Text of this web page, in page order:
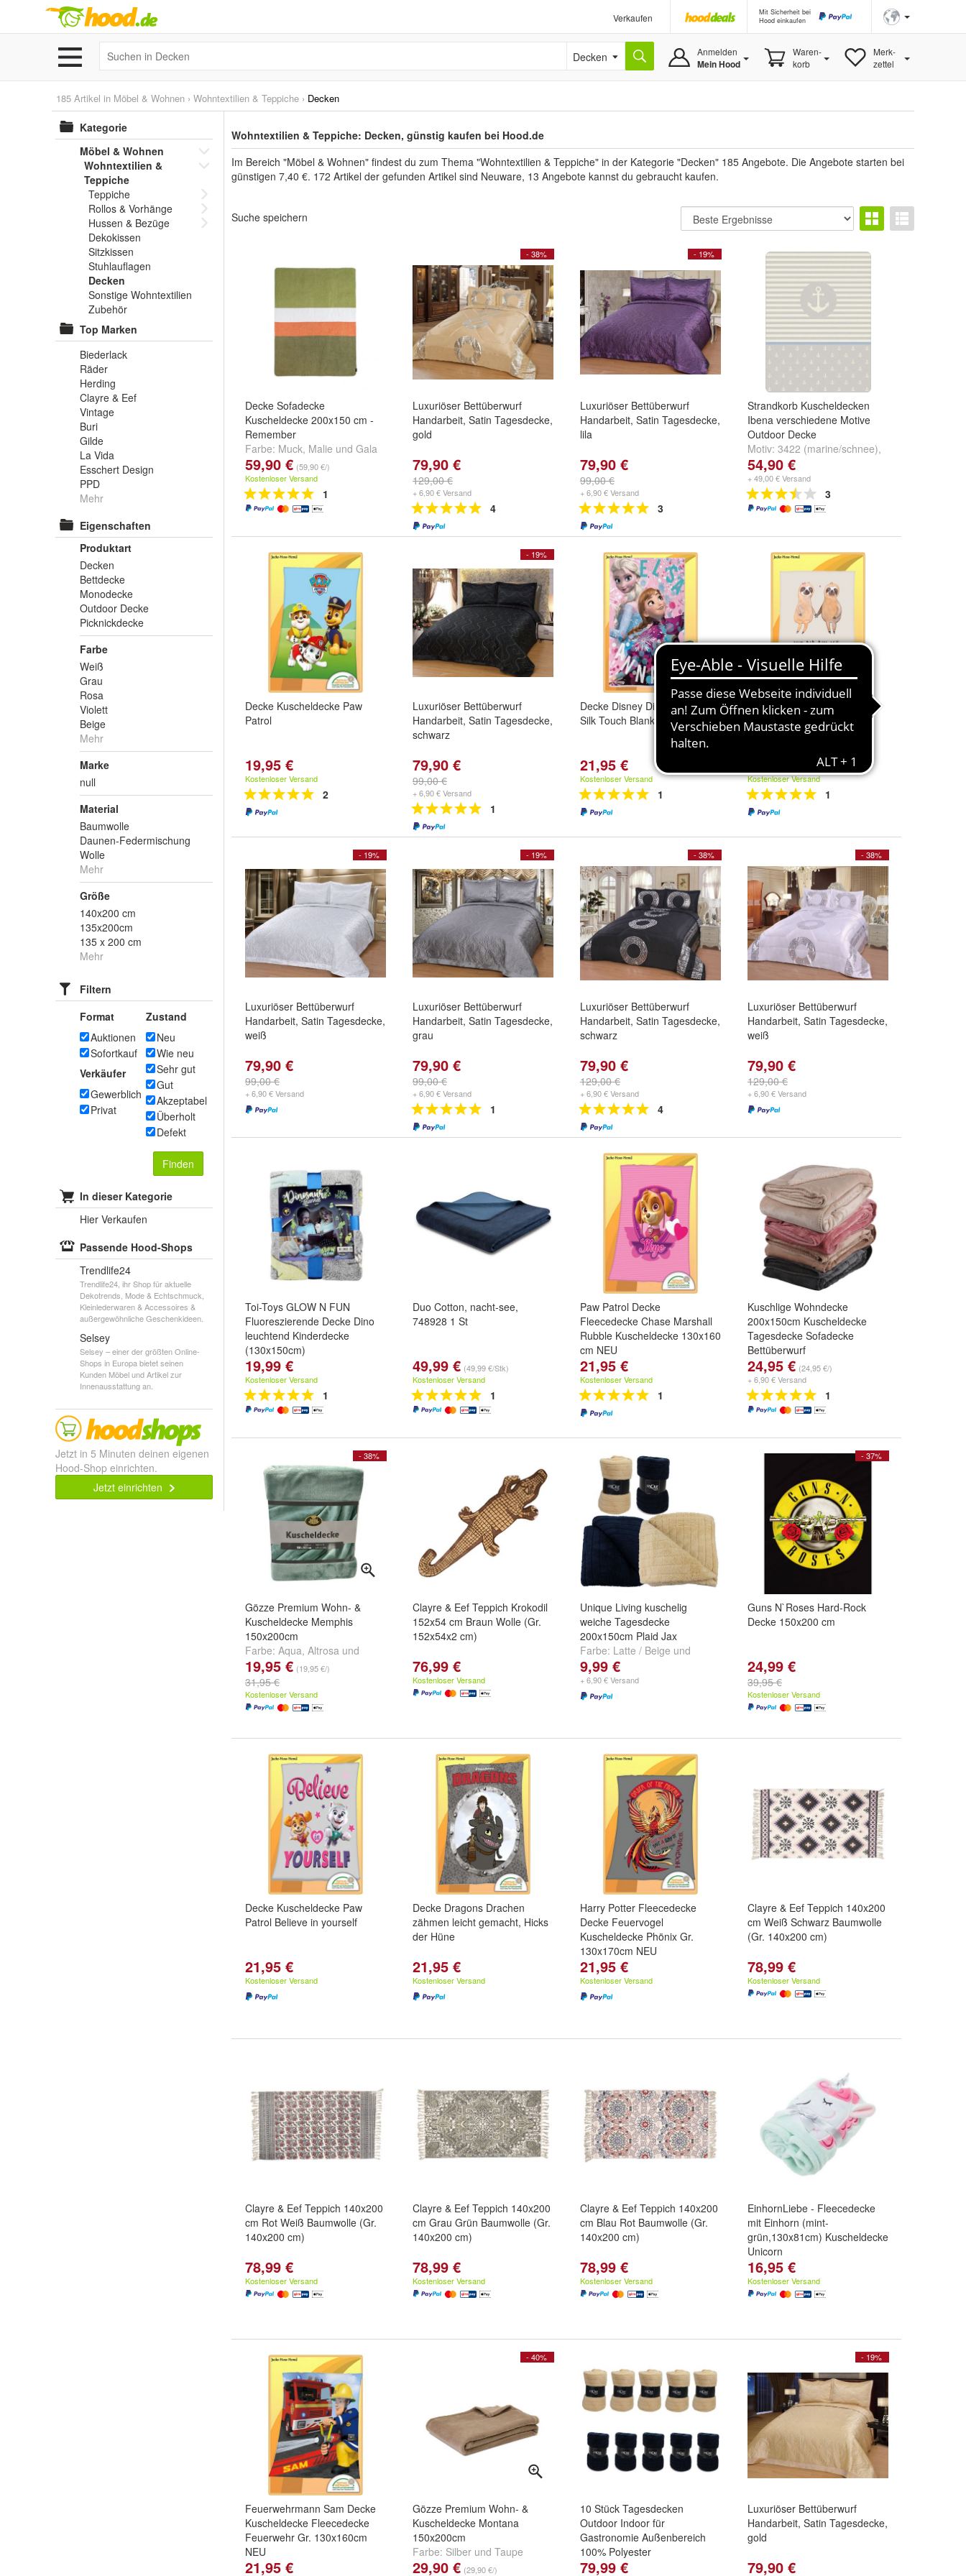
Verkaufen
Mit Sicherheit bei
Hood einkaufen
Decken Anmelden
Mein Hood
Waren-
korb
Merk-
zettel
185 Artikel in Möbel & Wohnen › Wohntextilien & Teppiche › Decken
Kategorie
Möbel & Wohnen
Wohntextilien &
Teppiche
Teppiche
Rollos & Vorhänge
Hussen & Bezüge
Dekokissen
Sitzkissen
Stuhlauflagen
Decken
Sonstige Wohntextilien
Zubehör
Top Marken
Biederlack
Räder
Herding
Clayre & Eef
Vintage
Buri
Gilde
La Vida
Esschert Design
PPD
Mehr
Eigenschaften
Produktart
Decken
Bettdecke
Monodecke
Outdoor Decke
Picknickdecke
Farbe
Weiß
Grau
Rosa
Violett
Beige
Mehr
Marke
null
Material
Baumwolle
Daunen-Federmischung
Wolle
Mehr
Größe
140x200 cm
135x200cm
135 x 200 cm
Mehr
Filtern
Format
Auktionen
Sofortkauf
Verkäufer
Gewerblich
Privat
Zustand
Neu
Wie neu
Sehr gut
Gut
Akzeptabel
Überholt
Defekt
Finden
In dieser Kategorie
Hier Verkaufen
Passende Hood-Shops
Trendlife24
Trendlife24, ihr Shop für aktuelle
Dekotrends, Mode & Echtschmuck,
Kleinlederwaren & Accessoires &
außergewöhnliche Geschenkideen.
Selsey
Selsey – einer der größten Online-
Shops in Europa bietet seinen
Kunden Möbel und Artikel zur
Innenausstattung an.
Jetzt in 5 Minuten deinen eigenen
Hood-Shop einrichten.
Jetzt einrichten
Wohntextilien & Teppiche: Decken, günstig kaufen bei Hood.de
Im Bereich "Möbel & Wohnen" findest du zum Thema "Wohntextilien & Teppiche" in der Kategorie "Decken" 185 Angebote. Die Angebote starten bei
günstigen 7,40 €. 172 Artikel der gefunden Artikel sind Neuware, 13 Angebote kannst du gebraucht kaufen.
Suche speichern
Decke Sofadecke
Kuscheldecke 200x150 cm -
Remember
Farbe: Muck, Malie und Gala
59,90 € (59,90 €/)
Kostenloser Versand
1
- 38%
Luxuriöser Bettüberwurf
Handarbeit, Satin Tagesdecke,
gold
79,90 €
129,00 €
+ 6,90 € Versand
4
- 19%
Luxuriöser Bettüberwurf
Handarbeit, Satin Tagesdecke,
lila
79,90 €
99,00 €
+ 6,90 € Versand
3
Strandkorb Kuscheldecken
Ibena verschiedene Motive
Outdoor Decke
Motiv: 3422 (marine/schnee),
3422 (asphalt/schnee)
(marine/schnee)
...
54,90 €
+ 49,00 € Versand
3
Decke Kuscheldecke Paw
Patrol
19,95 €
Kostenloser Versand
2
- 19%
Luxuriöser Bettüberwurf
Handarbeit, Satin Tagesdecke,
schwarz
79,90 €
99,00 €
+ 6,90 € Versand
1
Decke Disney Die Eiskönigin
Silk Touch Blanket
21,95 €
Kostenloser Versand
1
Mr. & Mrs. Panda Wellsoft
Decke Kuscheldecke
Fleecdecke Faultier Gr:
Kostenloser Versand
1
- 19%
Luxuriöser Bettüberwurf
Handarbeit, Satin Tagesdecke,
weiß
79,90 €
99,00 €
+ 6,90 € Versand
- 19%
Luxuriöser Bettüberwurf
Handarbeit, Satin Tagesdecke,
grau
79,90 €
99,00 €
+ 6,90 € Versand
1
- 38%
Luxuriöser Bettüberwurf
Handarbeit, Satin Tagesdecke,
schwarz
79,90 €
129,00 €
+ 6,90 € Versand
4
- 38%
Luxuriöser Bettüberwurf
Handarbeit, Satin Tagesdecke,
weiß
79,90 €
129,00 €
+ 6,90 € Versand
Toi-Toys GLOW N FUN
Fluoreszierende Decke Dino
leuchtend Kinderdecke
(130x150cm)
19,99 €
Kostenloser Versand
1
Duo Cotton, nacht-see,
748928 1 St
49,99 € (49,99 €/Stk)
Kostenloser Versand
1
Paw Patrol Decke
Fleecedecke Chase Marshall
Rubble Kuscheldecke 130x160
cm NEU
21,95 €
Kostenloser Versand
1
Kuschlige Wohndecke
200x150cm Kuscheldecke
Tagesdecke Sofadecke
Bettüberwurf
Farbe:grau,beige
undweitere ...
24,95 € (24,95 €/)
+ 6,90 € Versand
1
- 38%
Gözze Premium Wohn- &
Kuscheldecke Memphis
150x200cm
Farbe: Aqua, Altrosa und
Taupe
19,95 € (19,95 €/)
31,95 €
Kostenloser Versand
Clayre & Eef Teppich Krokodil
152x54 cm Braun Wolle (Gr.
152x54x2 cm)
76,99 €
Kostenloser Versand
Unique Living kuschelig
weiche Tagesdecke
200x150cm Plaid Jax
Farbe: Latte / Beige und
Dunkelblau / Schwarz
9,99 €
+ 6,90 € Versand
- 37%
Guns N`Roses Hard-Rock
Decke 150x200 cm
24,99 €
39,95 €
Kostenloser Versand
Decke Kuscheldecke Paw
Patrol Believe in yourself
21,95 €
Kostenloser Versand
Decke Dragons Drachen
zähmen leicht gemacht, Hicks
der Hüne
21,95 €
Kostenloser Versand
Harry Potter Fleecedecke
Decke Feuervogel
Kuscheldecke Phönix Gr.
130x170cm NEU
21,95 €
Kostenloser Versand
Clayre & Eef Teppich 140x200
cm Weiß Schwarz Baumwolle
(Gr. 140x200 cm)
78,99 €
Kostenloser Versand
Clayre & Eef Teppich 140x200
cm Rot Weiß Baumwolle (Gr.
140x200 cm)
78,99 €
Kostenloser Versand
Clayre & Eef Teppich 140x200
cm Grau Grün Baumwolle (Gr.
140x200 cm)
78,99 €
Kostenloser Versand
Clayre & Eef Teppich 140x200
cm Blau Rot Baumwolle (Gr.
140x200 cm)
78,99 €
Kostenloser Versand
EinhornLiebe - Fleecedecke
mit Einhorn (mint-
grün,130x81cm) Kuscheldecke
Unicorn
16,95 €
Kostenloser Versand
Feuerwehrmann Sam Decke
Kuscheldecke Fleecedecke
Feuerwehr Gr. 130x160cm
NEU
21,95 €
- 40%
Gözze Premium Wohn- &
Kuscheldecke Montana
150x200cm
Farbe: Silber und Taupe
29,90 € (29,90 €/)
10 Stück Tagesdecken
Outdoor Indoor für
Gastronomie Außenbereich
100% Polyester
SET-FARBE:
79,99 €
- 19%
Luxuriöser Bettüberwurf
Handarbeit, Satin Tagesdecke,
gold
79,90 €